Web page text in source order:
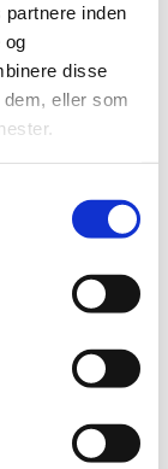
inden
og
disse
eller som